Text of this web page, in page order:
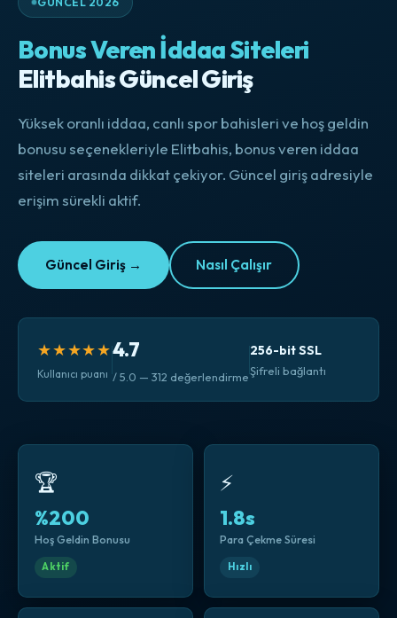
Bonus Veren İddaa Siteleri
Elitbahis Güncel Giriş
Yüksek oranlı iddaa, canlı spor bahisleri ve hoş geldin
bonusu seçenekleriyle Elitbahis, bonus veren iddaa
siteleri arasında dikkat çekiyor. Güncel giriş adresiyle
erişim sürekli aktif.
Güncel Giriş → Nasıl Çalışır
★★★★★
Kullanıcı puanı
4.7
/ 5.0 — 312 değerlendirme
256-bit SSL
Şifreli bağlantı
🏆
%200
Hoş Geldin Bonusu
Aktif
⚡
1.8s
Para Çekme Süresi
Hızlı